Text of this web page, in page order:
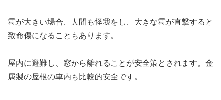
雹が大きい場合、人間も怪我をし、大きな雹が直撃すると
致命傷になることもあります。
屋内に避難し、窓から離れることが安全策とされます。金
属製の屋根の車内も比較的安全です。